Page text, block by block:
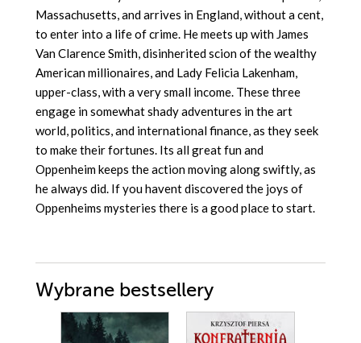
Massachusetts, and arrives in England, without a cent,
to enter into a life of crime. He meets up with James
Van Clarence Smith, disinherited scion of the wealthy
American millionaires, and Lady Felicia Lakenham,
upper-class, with a very small income. These three
engage in somewhat shady adventures in the art
world, politics, and international finance, as they seek
to make their fortunes. Its all great fun and
Oppenheim keeps the action moving along swiftly, as
he always did. If you havent discovered the joys of
Oppenheims mysteries there is a good place to start.
Wybrane bestsellery